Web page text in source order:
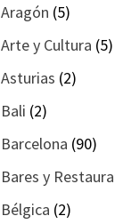
Aragón (5)
Arte y Cultura (5)
Asturias (2)
Bali (2)
Barcelona (90)
Bares y
Bélgica (2)